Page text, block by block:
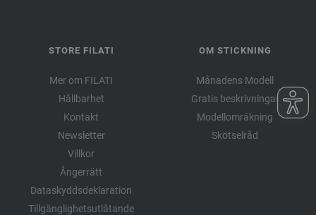
STORE FILATI
Mer om FILATI
Hållbarhet
Kontakt
Newsletter
Villkor
Ångerrätt
Dataskyddsdeklaration
Tillgänglighetsutlåtande
OM STICKNING
Månadens Modell
Gratis beskrivningar
Modellomräkning
Skötselråd